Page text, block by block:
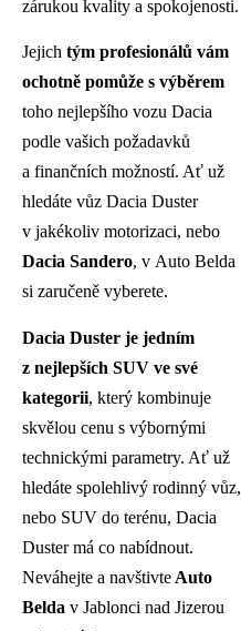
zárukou kvality a spokojenosti.
Jejich tým profesionálů vám
ochotně pomůže s výběrem
toho nejlepšího vozu Dacia
podle vašich požadavků
a finančních možností. Ať už
hledáte vůz Dacia Duster
v jakékoliv motorizaci, nebo
Dacia Sandero, v Auto Belda
si zaručeně vyberete.
Dacia Duster je jedním
z nejlepších SUV ve své
kategorii, který kombinuje
skvělou cenu s výbornými
technickými parametry. Ať už
hledáte spolehlivý rodinný vůz,
nebo SUV do terénu, Dacia
Duster má co nabídnout.
Neváhejte a navštivte Auto
Belda v Jablonci nad Jizerou